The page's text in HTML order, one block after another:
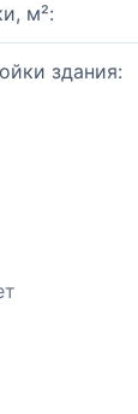
м²:
здания: